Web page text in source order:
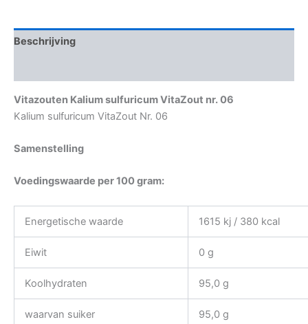
Beschrijving
Vitazouten Kalium sulfuricum VitaZout nr. 06
Kalium sulfuricum VitaZout Nr. 06
Samenstelling
Voedingswaarde per 100 gram:
Energetische waarde 1615 kj / 380 kcal
Eiwit 0 g
Koolhydraten 95,0 g
waarvan suiker 95,0 g